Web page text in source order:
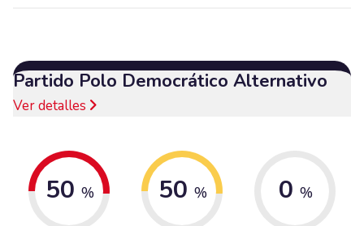
Partido Polo Democrático Alternativo
Ver detalles
50 % 50 % 0 %